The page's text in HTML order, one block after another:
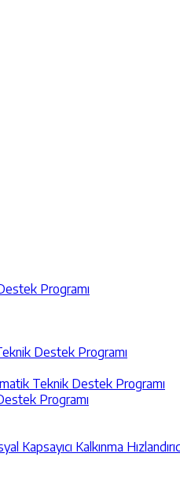
Programı
Destek Programı
Teknik Destek Programı
Programı
Kapsayıcı Kalkınma